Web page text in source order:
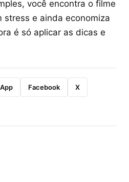
você encontra o filme
stress e ainda economiza
é só aplicar as dicas e
Facebook X